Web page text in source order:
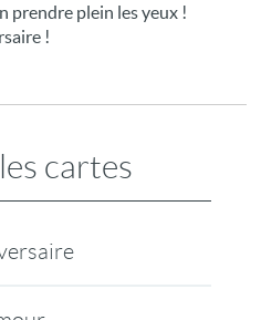
prendre plein les yeux !
!
cartes